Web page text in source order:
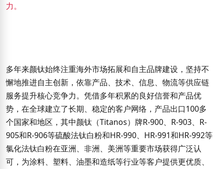
力。
多年来颜钛始终注重海外市场拓展和自主品牌建设，坚持不
懈地推进自主创新，依靠产品、技术、信息、物流等供应链
服务提升核心竞争力。凭借多年积累的良好信誉和产品优
势，在全球建立了长期、稳定的客户网络，产品出口100多
个国家和地区，其中颜钛（Titanos）牌R-900、R-903、R-
905和R-906等硫酸法钛白粉和HR-990、HR-991和HR-992等
氯化法钛白粉在亚洲、非洲、美洲等重要市场获得广泛认
可，为涂料、塑料、油墨和造纸等行业等客户提供更优质、